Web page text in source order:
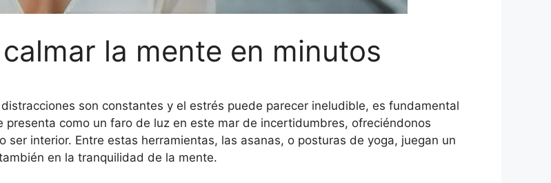
la mente en minutos
son constantes y el estrés puede parecer ineludible, es fundamental
como un faro de luz en este mar de incertidumbres, ofreciéndonos
interior. Entre estas herramientas, las asanas, o posturas de yoga, juegan un
en la tranquilidad de la mente.